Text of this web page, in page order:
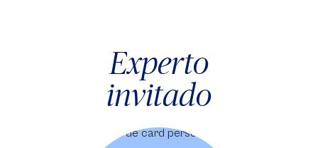
Experto
invitado